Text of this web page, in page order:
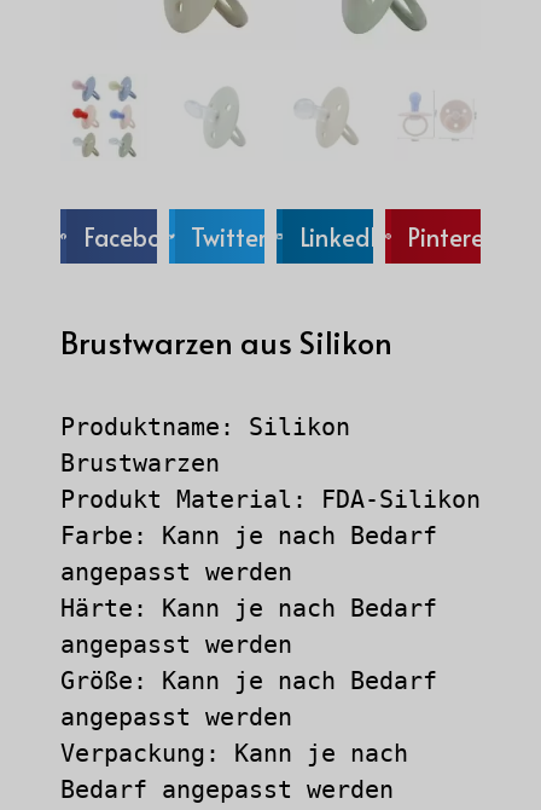
Facebook Twitter LinkedIn Pinterest
Brustwarzen aus Silikon
Produktname: Silikon
Brustwarzen
Produkt Material: FDA-Silikon
Farbe: Kann je nach Bedarf
angepasst werden
Härte: Kann je nach Bedarf
angepasst werden
Größe: Kann je nach Bedarf
angepasst werden
Verpackung: Kann je nach
Bedarf angepasst werden